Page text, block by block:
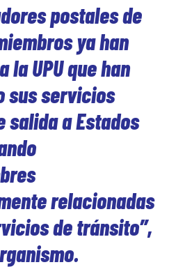
postales de
ya han
la UPU que han
sus servicios
salida a Estados
relacionadas
de tránsito”,